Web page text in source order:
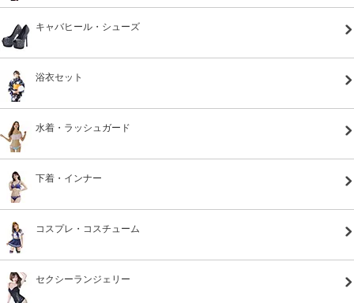
キャバヒール・シューズ
浴衣セット
水着・ラッシュガード
下着・インナー
コスプレ・コスチューム
セクシーランジェリー